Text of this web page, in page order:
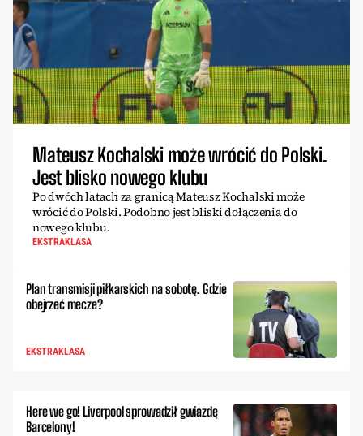
Mateusz Kochalski może wrócić do Polski.
Jest blisko nowego klubu
Po dwóch latach za granicą Mateusz Kochalski może
wrócić do Polski. Podobno jest bliski dołączenia do
nowego klubu.
EKSTRAKLASA
Plan transmisji piłkarskich na sobotę. Gdzie
obejrzeć mecze?
EKSTRAKLASA
Here we go! Liverpool sprowadził gwiazdę
Barcelony!